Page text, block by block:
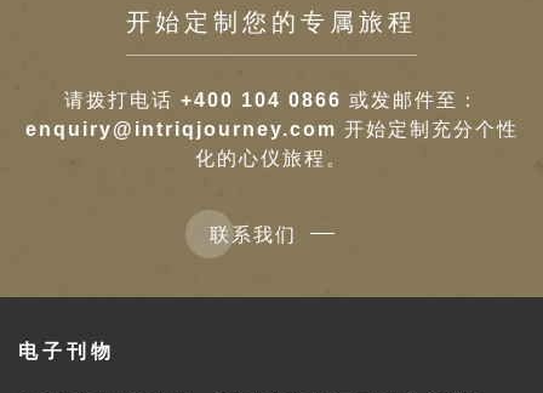
开始定制您的专属旅程
请拨打电话 +400 104 0866 或发邮件至：
enquiry@intriqjourney.com 开始定制充分个性
化的心仪旅程。
联系我们
电子刊物